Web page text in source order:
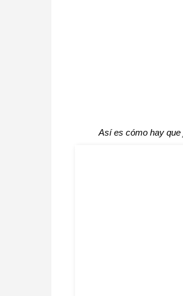
Así es cómo hay que